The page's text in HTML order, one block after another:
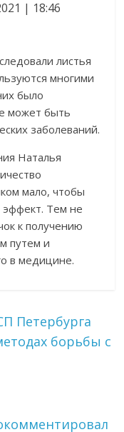
| 18:46
листья
многими
было
может быть
заболеваний.
Наталья
мало, чтобы
эффект. Тем не
к получению
путем и
в медицине.
Петербурга
борьбы с